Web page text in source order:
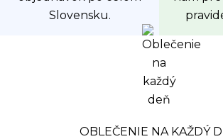
Slovensku.
OBLEČENIE NA KAŽDÝ